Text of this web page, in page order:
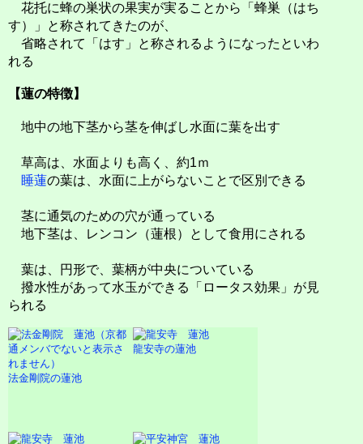
花托に蜂の巣状の果実が実ることから「蜂巣（はち
す）」と称されてきたのが、
省略されて「はす」と称されるようになったといわ
れる
【蓮の特徴】
地中の地下茎から茎を伸ばし水面に葉を出す
草高は、水面よりも高く、約1ｍ
睡蓮の葉は、水面に上がらないことで区別できる
茎に通気のための穴が通っている
地下茎は、レンコン（蓮根）として食用にされる
葉は、円形で、葉柄が中央についている
撥水性があって水玉ができる「ロータス効果」が見
られる
法金剛院の蓮池
龍安寺の蓮池